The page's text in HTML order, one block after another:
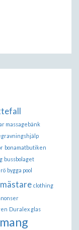
massagebänk
bonamatbutiken
bussbolaget
bygga pool
clothing
Duralex glas